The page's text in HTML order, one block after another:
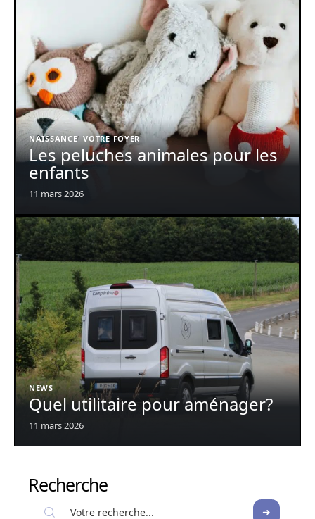
NAISSANCE VOTRE FOYER
Les peluches animales pour les
enfants
11 mars 2026
NEWS
Quel utilitaire pour aménager?
11 mars 2026
Recherche